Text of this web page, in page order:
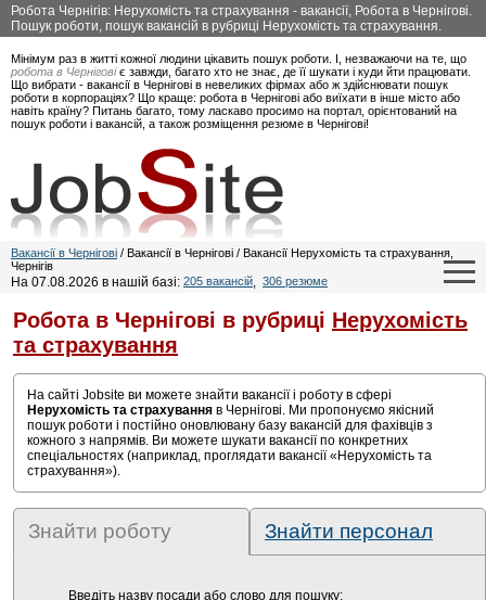
Робота Чернігів: Нерухомість та страхування - вакансії, Робота в Чернігові.
Пошук роботи, пошук вакансій в рубриці Нерухомість та страхування.
Мінімум раз в житті кожної людини цікавить пошук роботи. І, незважаючи на те, що
робота в Черніговіє завжди, багато хто не знає, де її шукати і куди йти працювати.
Що вибрати - вакансії в Чернігові в невеликих фірмах або ж здійснювати пошук
роботи в корпораціях? Що краще: робота в Чернігові або виїхати в інше місто або
навіть країну? Питань багато, тому ласкаво просимо на портал, орієнтований на
пошук роботи і вакансій, а також розміщення резюме в Чернігові!
Вакансії в Чернігові / Вакансії в Чернігові / Вакансії Нерухомість та страхування,
Чернігів
На 07.08.2026 в нашій базі: 205 вакансій, 306 резюме
Робота в Чернігові в рубриці Нерухомість
та страхування
На сайті Jobsite ви можете знайти вакансії і роботу в сфері
Нерухомість та страхування в Чернігові. Ми пропонуємо якісний
пошук роботи і постійно оновлювану базу вакансій для фахівців з
кожного з напрямів. Ви можете шукати вакансії по конкретних
спеціальностях (наприклад, проглядати вакансії «Нерухомість та
страхування»).
Знайти роботу Знайти персонал
Введіть назву посади або слово для пошуку: